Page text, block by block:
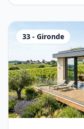
33 - Gironde